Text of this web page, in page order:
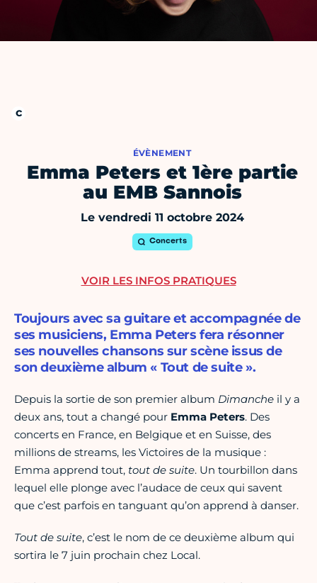
ÉVÈNEMENT
Emma Peters et 1ère partie
au EMB Sannois
Le vendredi 11 octobre 2024
Concerts
Toujours avec sa guitare et accompagnée de
ses musiciens, Emma Peters fera résonner
ses nouvelles chansons sur scène issus de
son deuxième album « Tout de suite ».
Depuis la sortie de son premier album Dimanche il y a
deux ans, tout a changé pour Emma Peters. Des
concerts en France, en Belgique et en Suisse, des
millions de streams, les Victoires de la musique :
Emma apprend tout, tout de suite. Un tourbillon dans
lequel elle plonge avec l’audace de ceux qui savent
que c’est parfois en tanguant qu’on apprend à danser.
Tout de suite, c’est le nom de ce deuxième album qui
sortira le 7 juin prochain chez Local.
VOIR LES INFOS PRATIQUES